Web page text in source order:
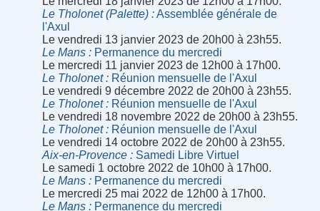
Le Tholonet (Palette)
Assemblée générale de
l'Axul
Le vendredi 13 janvier 2023 de 20h00 à 23h55.
Le Mans
Permanence du mercredi
Le mercredi 11 janvier 2023 de 12h00 à 17h00.
Le Tholonet
Réunion mensuelle de l'Axul
Le vendredi 9 décembre 2022 de 20h00 à 23h55.
Le Tholonet
Réunion mensuelle de l'Axul
Le vendredi 18 novembre 2022 de 20h00 à 23h55.
Le Tholonet
Réunion mensuelle de l'Axul
Le vendredi 14 octobre 2022 de 20h00 à 23h55.
Aix-en-Provence
Samedi Libre Virtuel
Le samedi 1 octobre 2022 de 10h00 à 17h00.
Le Mans
Permanence du mercredi
Le mercredi 25 mai 2022 de 12h00 à 17h00.
Le Mans
Permanence du mercredi